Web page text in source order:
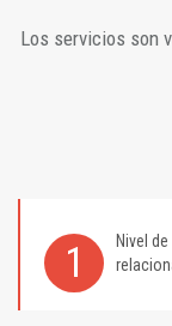
Los servicios son
1 Nivel